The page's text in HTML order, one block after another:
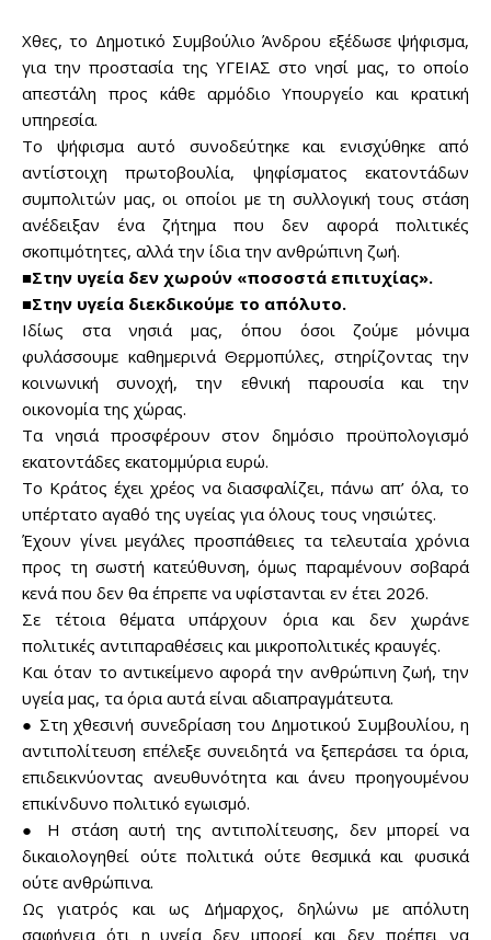
Χθες, το Δημοτικό Συμβούλιο Άνδρου εξέδωσε ψήφισμα,
για την προστασία της ΥΓΕΙΑΣ στο νησί μας, το οποίο
απεστάλη προς κάθε αρμόδιο Υπουργείο και κρατική
υπηρεσία.
Το ψήφισμα αυτό συνοδεύτηκε και ενισχύθηκε από
αντίστοιχη πρωτοβουλία, ψηφίσματος εκατοντάδων
συμπολιτών μας, οι οποίοι με τη συλλογική τους στάση
ανέδειξαν ένα ζήτημα που δεν αφορά πολιτικές
σκοπιμότητες, αλλά την ίδια την ανθρώπινη ζωή.
■Στην υγεία δεν χωρούν «ποσοστά επιτυχίας».
■Στην υγεία διεκδικούμε το απόλυτο.
Ιδίως στα νησιά μας, όπου όσοι ζούμε μόνιμα
φυλάσσουμε καθημερινά Θερμοπύλες, στηρίζοντας την
κοινωνική συνοχή, την εθνική παρουσία και την
οικονομία της χώρας.
Τα νησιά προσφέρουν στον δημόσιο προϋπολογισμό
εκατοντάδες εκατομμύρια ευρώ.
Το Κράτος έχει χρέος να διασφαλίζει, πάνω απ’ όλα, το
υπέρτατο αγαθό της υγείας για όλους τους νησιώτες.
Έχουν γίνει μεγάλες προσπάθειες τα τελευταία χρόνια
προς τη σωστή κατεύθυνση, όμως παραμένουν σοβαρά
κενά που δεν θα έπρεπε να υφίστανται εν έτει 2026.
Σε τέτοια θέματα υπάρχουν όρια και δεν χωράνε
πολιτικές αντιπαραθέσεις και μικροπολιτικές κραυγές.
Και όταν το αντικείμενο αφορά την ανθρώπινη ζωή, την
υγεία μας, τα όρια αυτά είναι αδιαπραγμάτευτα.
● Στη χθεσινή συνεδρίαση του Δημοτικού Συμβουλίου, η
αντιπολίτευση επέλεξε συνειδητά να ξεπεράσει τα όρια,
επιδεικνύοντας ανευθυνότητα και άνευ προηγουμένου
επικίνδυνο πολιτικό εγωισμό.
● Η στάση αυτή της αντιπολίτευσης, δεν μπορεί να
δικαιολογηθεί ούτε πολιτικά ούτε θεσμικά και φυσικά
ούτε ανθρώπινα.
Ως γιατρός και ως Δήμαρχος, δηλώνω με απόλυτη
σαφήνεια ότι η υγεία δεν μπορεί και δεν πρέπει να